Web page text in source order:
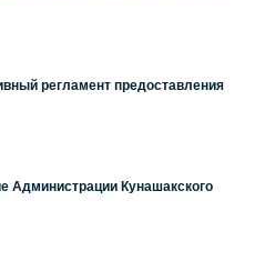
регламент предоставления
Администрации Кунашакского